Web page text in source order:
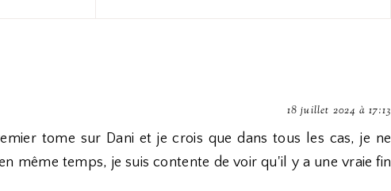
18 juillet 2024 à 17:13
tome sur Dani et je crois que dans tous les cas, je ne
même temps, je suis contente de voir qu'il y a une vraie fin